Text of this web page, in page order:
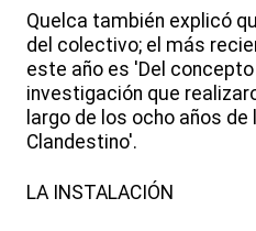
Quelca también explicó
del colectivo; el más
este año es 'Del
investigación que
largo de los ocho años
Clandestino'.
LA INSTALACIÓN